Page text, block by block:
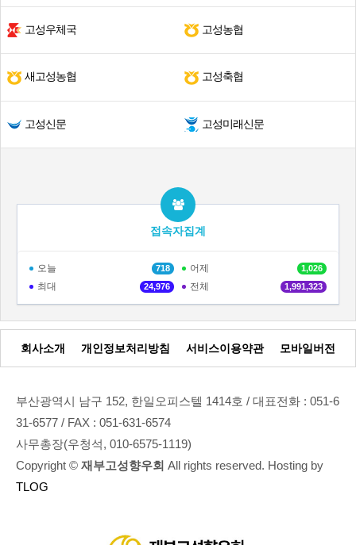
고성우체국 고성농협
새고성농협 고성축협
고성신문 고성미래신문
접속자집계
오늘 718 어제 1,026
최대 24,976 전체 1,991,323
회사소개 개인정보처리방침 서비스이용약관 모바일버전
부산광역시 남구 152, 한일오피스텔 1414호 / 대표전화 : 051-6
31-6577 / FAX : 051-631-6574
사무총장(우청석, 010-6575-1119)
Copyright © 재부고성향우회 All rights reserved. Hosting by
TLOG